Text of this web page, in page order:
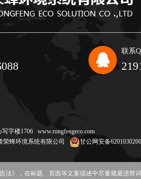
联系
写字楼1706 www.rongfengeco.com
荣蜂环境系统有限公司
甘公网安备
法》，在标题、页面等文案描述中尽量规避违